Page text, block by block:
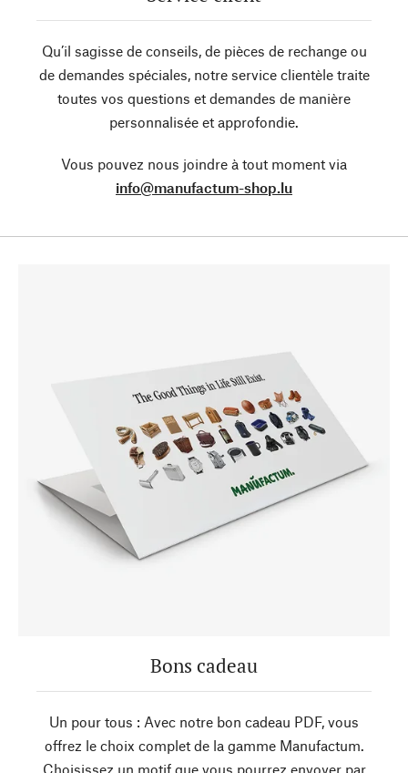
Qu’il sagisse de conseils, de pièces de rechange ou
de demandes spéciales, notre service clientèle traite
toutes vos questions et demandes de manière
personnalisée et approfondie.
Vous pouvez nous joindre à tout moment via
info@manufactum-shop.lu
Bons cadeau
Un pour tous : Avec notre bon cadeau PDF, vous
offrez le choix complet de la gamme Manufactum.
Choisissez un motif que vous pourrez envoyer par